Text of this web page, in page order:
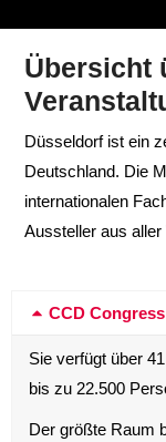
Übersicht
Düsseldorf ist ein
Deutschland. Die
internationalen
Aussteller aus aller
CCD
Sie verfügt über
bis zu 22.500
Der größte Raum